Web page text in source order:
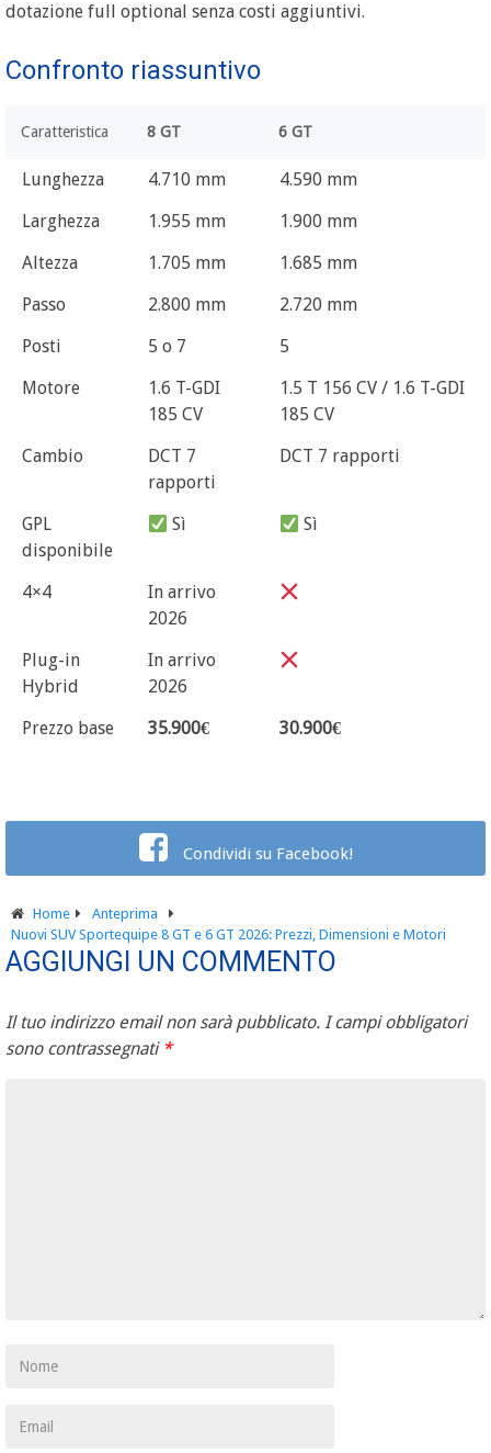
dotazione full optional senza costi aggiuntivi.
Confronto riassuntivo
Caratteristica 8 GT 6 GT
Lunghezza 4.710 mm
4.590 mm
Larghezza
1.955 mm
1.900 mm
Altezza
1.705 mm
1.685 mm
Passo
2.800 mm
2.720 mm
Posti
5 o 7
5
Motore
1.6 T-GDI
185 CV
1.5 T 156 CV / 1.6 T-GDI
185 CV
Cambio
DCT 7
rapporti
DCT 7 rapporti
GPL
disponibile
Sì Sì
4×4
In arrivo
2026
Plug-in
Hybrid
In arrivo
2026
Prezzo base
35.900€ 30.900€
Condividi su Facebook!
Home
Anteprima
Nuovi SUV Sportequipe 8 GT e 6 GT 2026: Prezzi, Dimensioni e Motori
AGGIUNGI UN COMMENTO
Il tuo indirizzo email non sarà pubblicato. I campi obbligatori
sono contrassegnati *